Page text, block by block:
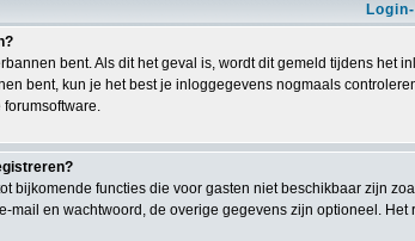
bent. Als dit het geval is, wordt dit gemeld tijdens het
bent, kun je het best je inloggegevens nogmaals
bijkomende functies die voor gasten niet beschikbaar zijn
mail en wachtwoord, de overige gegevens zijn optioneel.